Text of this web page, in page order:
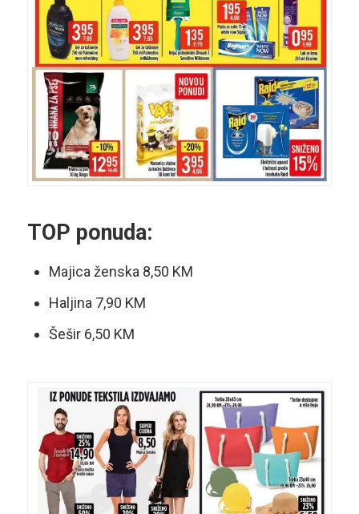
TOP ponuda:
Majica ženska 8,50 KM
Haljina 7,90 KM
Šešir 6,50 KM